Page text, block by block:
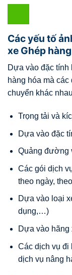
Các yếu tố
xe Ghép
Dựa vào đặc tính
hàng hóa mà
chuyển khác
Trọng tải và
Dựa vào đặc
Quảng đường
Các gói dịch
theo ngày,
Dựa vào loại
dụng,…)
Dựa vào hãng
Các dịch vụ đi
dịch vụ nâng